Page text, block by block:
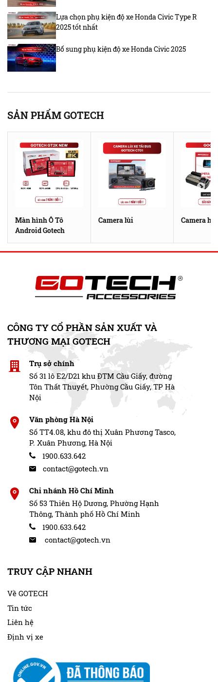
Lựa chọn phụ kiện độ xe Honda Civic Type R
2025 tốt nhất
Bổ sung phụ kiện độ xe Honda Civic 2025
SẢN PHẨM GOTECH
Màn hình Ô Tô
Android Gotech
Camera lùi Camera
CÔNG TY CỔ PHẦN SẢN XUẤT VÀ
THƯƠNG MẠI GOTECH
Trụ sở chính
Số 31 lô E2/D21 khu ĐTM Cầu Giấy, đường
Tôn Thất Thuyết, Phường Cầu Giấy, TP Hà
Nội
Văn phòng Hà Nội
Số TT4.08, khu đô thị Xuân Phương Tasco,
P. Xuân Phương, Hà Nội
1900.633.642
contact@gotech.vn
Chi nhánh Hồ Chí Minh
Số 53 Thiên Hộ Dương, Phường Hạnh
Thông, Thành phố Hồ Chí Minh
1900.633.642
contact@gotech.vn
TRUY CẬP NHANH
Về GOTECH
Tin tức
Liên hệ
Định vị xe